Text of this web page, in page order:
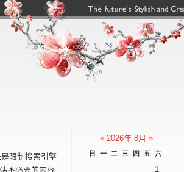
收录域名,搜狗pr域名,搜狗权重域名,南昌网站建设
限制搜索引擎
不必要的内容
« 2026年 8月 »
日 一 二 三 四 五 六
1